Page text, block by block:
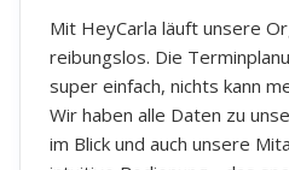
Mit HeyCarla läuft unsere
reibungslos. Die
super einfach, nichts kann
Wir haben alle Daten zu
im Blick und auch unsere